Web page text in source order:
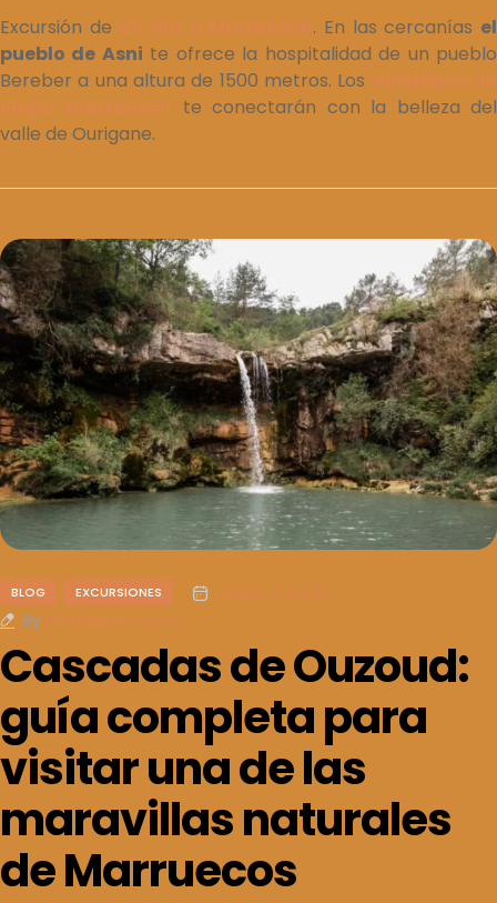
Excursión de . En las cercanías el
pueblo de Asni te ofrece la hospitalidad de un pueblo
Bereber a una altura de 1500 metros. Los
te conectarán con la belleza del
valle de Ourigane.
BLOG EXCURSIONES
By
Cascadas de Ouzoud:
guía completa para
visitar una de las
maravillas naturales
de Marruecos